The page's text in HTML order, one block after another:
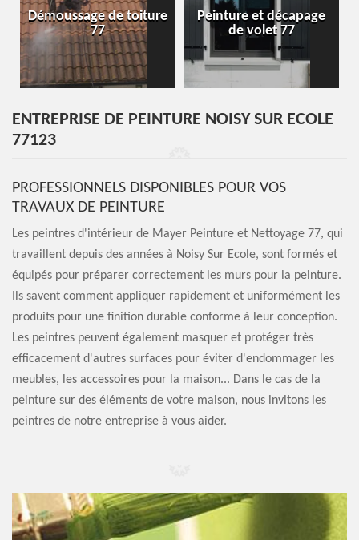
Démoussage de toiture
77
Peinture et décapage
de volet 77
ENTREPRISE DE PEINTURE NOISY SUR ECOLE
77123
PROFESSIONNELS DISPONIBLES POUR VOS
TRAVAUX DE PEINTURE
Les peintres d'intérieur de Mayer Peinture et Nettoyage 77, qui
travaillent depuis des années à Noisy Sur Ecole, sont formés et
équipés pour préparer correctement les murs pour la peinture.
Ils savent comment appliquer rapidement et uniformément les
produits pour une finition durable conforme à leur conception.
Les peintres peuvent également masquer et protéger très
efficacement d'autres surfaces pour éviter d'endommager les
meubles, les accessoires pour la maison... Dans le cas de la
peinture sur des éléments de votre maison, nous invitons les
peintres de notre entreprise à vous aider.